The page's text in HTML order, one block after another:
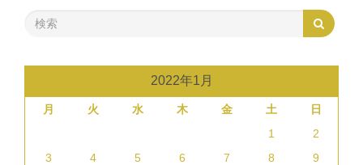
2022年1月
月 火 水 木 金 土
日
1
2
3
4 5 6 7 8
9